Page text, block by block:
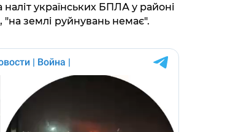
українських БПЛА у районі
землі руйнувань немає".